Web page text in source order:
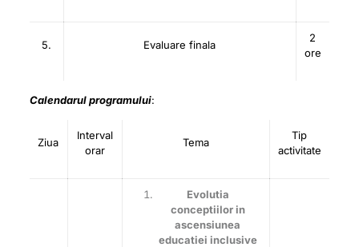
5. Evaluare finala
2
ore
Calendarul programului:
Ziua
Interval
orar
Tema
Tip
activitate
Evolutia
conceptiilor in
ascensiunea
educatiei inclusive